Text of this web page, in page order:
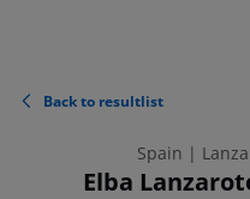
Back to resultlist
Spain |
Elba